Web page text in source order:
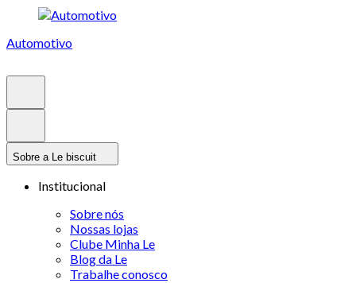
Automotivo
Sobre a Le biscuit
Institucional
Sobre nós
Nossas lojas
Clube Minha Le
Blog da Le
Trabalhe conosco